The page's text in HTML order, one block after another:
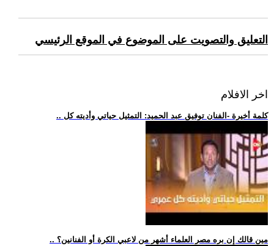
التعليق والتصويت على الموضوع في الموقع الرئيسي
اخر الافلام
.. كلمة أخيرة -الفنان توفيق عبد الحميد: التمثيل حياتي وأديته كل
.. مين قالك إن بره مصر العلماء أشهر من لاعبي الكرة أو الفنانين؟